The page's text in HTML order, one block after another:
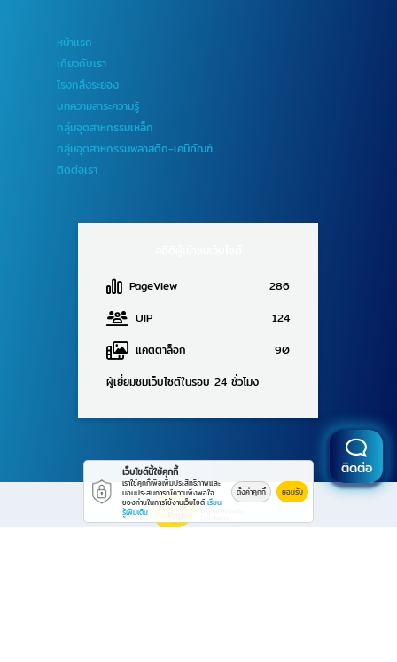
หน้าแรก
เกี่ยวกับเรา
โรงกลึงระยอง
บทความสาระความรู้
กลุ่มอุตสาหกรรมเหล็ก
กลุ่มอุตสาหกรรมพลาสติก-เคมีภัณฑ์
ติดต่อเรา
PageView
286
UIP
124
แคตตาล็อก
90
ผู้เยี่ยมชมเว็บไซต์ในรอบ 24 ชั่วโมง
ติดต่อ
เว็บไซต์นี้ใช้คุกกี้
เราใช้คุกกี้เพื่อเพิ่มประสิทธิภาพและ
มอบประสบการณ์ความพึงพอใจ
ของท่านในการใช้งานเว็บไซต์ เรียน
รู้เพิ่มเติม
ตั้งค่าคุกกี้ ยอมรับ